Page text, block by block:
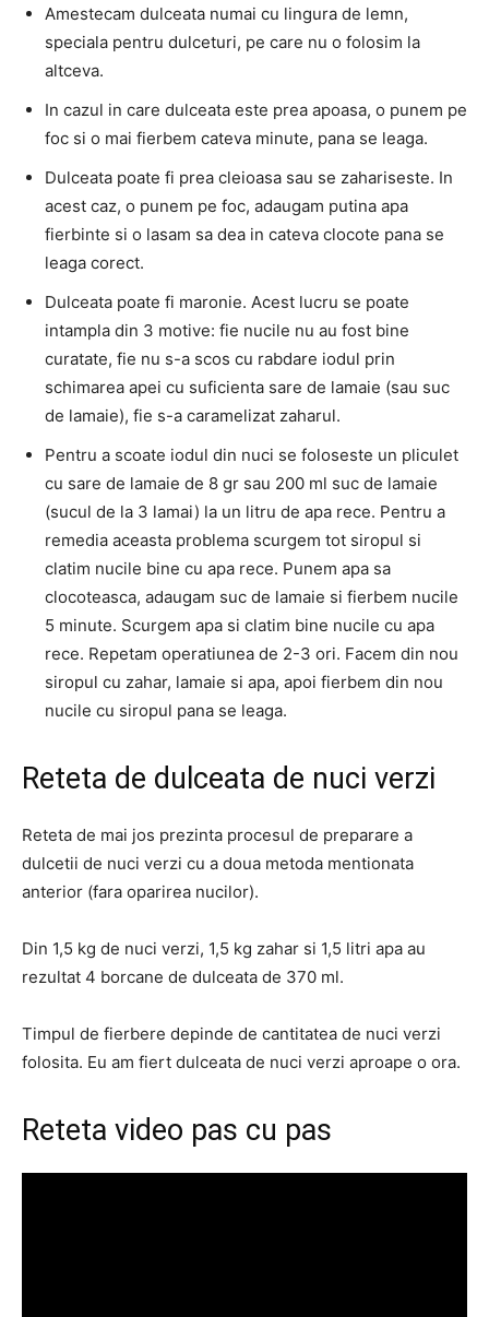
Amestecam dulceata numai cu lingura de lemn,
speciala pentru dulceturi, pe care nu o folosim la
altceva.
In cazul in care dulceata este prea apoasa, o punem pe
foc si o mai fierbem cateva minute, pana se leaga.
Dulceata poate fi prea cleioasa sau se zahariseste. In
acest caz, o punem pe foc, adaugam putina apa
fierbinte si o lasam sa dea in cateva clocote pana se
leaga corect.
Dulceata poate fi maronie. Acest lucru se poate
intampla din 3 motive: fie nucile nu au fost bine
curatate, fie nu s-a scos cu rabdare iodul prin
schimarea apei cu suficienta sare de lamaie (sau suc
de lamaie), fie s-a caramelizat zaharul.
Pentru a scoate iodul din nuci se foloseste un pliculet
cu sare de lamaie de 8 gr sau 200 ml suc de lamaie
(sucul de la 3 lamai) la un litru de apa rece. Pentru a
remedia aceasta problema scurgem tot siropul si
clatim nucile bine cu apa rece. Punem apa sa
clocoteasca, adaugam suc de lamaie si fierbem nucile
5 minute. Scurgem apa si clatim bine nucile cu apa
rece. Repetam operatiunea de 2-3 ori. Facem din nou
siropul cu zahar, lamaie si apa, apoi fierbem din nou
nucile cu siropul pana se leaga.
Reteta de dulceata de nuci verzi
Reteta de mai jos prezinta procesul de preparare a
dulcetii de nuci verzi cu a doua metoda mentionata
anterior (fara oparirea nucilor).
Din 1,5 kg de nuci verzi, 1,5 kg zahar si 1,5 litri apa au
rezultat 4 borcane de dulceata de 370 ml.
Timpul de fierbere depinde de cantitatea de nuci verzi
folosita. Eu am fiert dulceata de nuci verzi aproape o ora.
Reteta video pas cu pas